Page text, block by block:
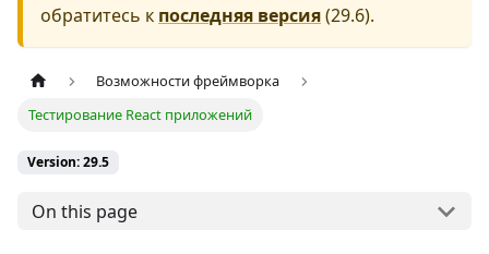
обратитесь к последняя версия(29.6).
Возможности фреймворка
Тестирование React приложений
Version: 29.5
On this page